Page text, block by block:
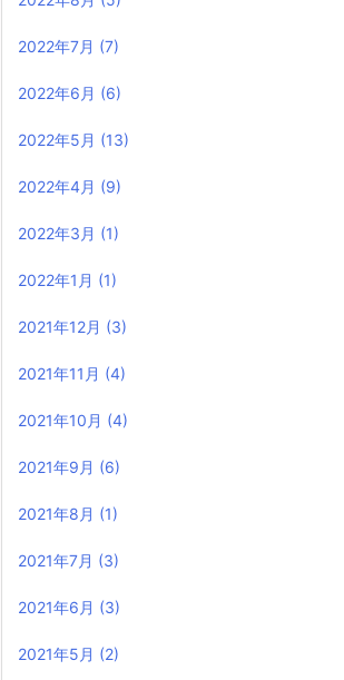
2022年7月 (7)
2022年6月 (6)
2022年5月 (13)
2022年4月 (9)
2022年3月 (1)
2022年1月 (1)
2021年12月 (3)
2021年11月 (4)
2021年10月 (4)
2021年9月 (6)
2021年8月 (1)
2021年7月 (3)
2021年6月 (3)
2021年5月 (2)